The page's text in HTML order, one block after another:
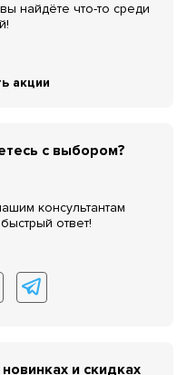
найдёте что-то среди
акции
с выбором?
консультантам
ответ!
и скидках